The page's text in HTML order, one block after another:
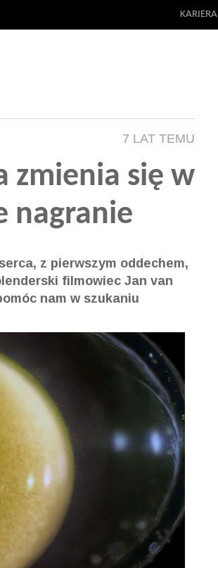
KARIERA
7 LAT TEMU
zmienia się w
nagranie
z pierwszym oddechem,
filmowiec Jan van
nam w szukaniu